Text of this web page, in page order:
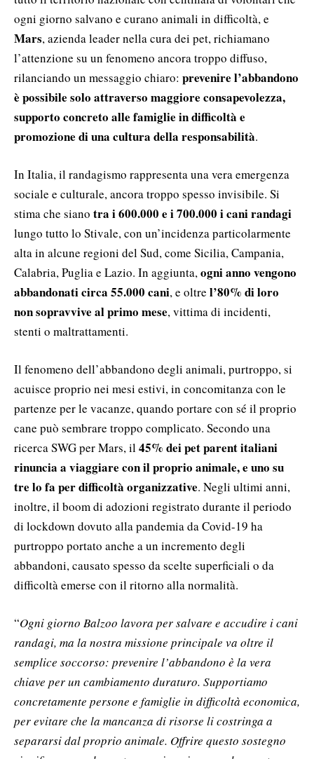
ogni giorno salvano e curano animali in difficoltà, e
Mars, azienda leader nella cura dei pet, richiamano
l’attenzione su un fenomeno ancora troppo diffuso,
rilanciando un messaggio chiaro: prevenire l’abbandono
è possibile solo attraverso maggiore consapevolezza,
supporto concreto alle famiglie in difficoltà e
promozione di una cultura della responsabilità.
In Italia, il randagismo rappresenta una vera emergenza
sociale e culturale, ancora troppo spesso invisibile. Si
stima che siano tra i 600.000 e i 700.000 i cani randagi
lungo tutto lo Stivale, con un’incidenza particolarmente
alta in alcune regioni del Sud, come Sicilia, Campania,
Calabria, Puglia e Lazio. In aggiunta,ogni anno vengono
abbandonati circa 55.000 cani, e oltre l’80% di loro
non sopravvive al primo mese, vittima di incidenti,
stenti o maltrattamenti.
Il fenomeno dell’abbandono degli animali, purtroppo, si
acuisce proprio nei mesi estivi, in concomitanza con le
partenze per le vacanze, quando portare con sé il proprio
cane può sembrare troppo complicato. Secondo una
ricerca SWG per Mars, il45% dei pet parent italiani
rinuncia a viaggiare con il proprio animale, e uno su
tre lo fa per difficoltà organizzative. Negli ultimi anni,
inoltre, il boom di adozioni registrato durante il periodo
di lockdown dovuto alla pandemia da Covid-19 ha
purtroppo portato anche a un incremento degli
abbandoni, causato spesso da scelte superficiali o da
difficoltà emerse con il ritorno alla normalità.
“Ogni giorno Balzoo lavora per salvare e accudire i cani
randagi, ma la nostra missione principale va oltre il
semplice soccorso: prevenire l’abbandono è la vera
chiave per un cambiamento duraturo. Supportiamo
concretamente persone e famiglie in difficoltà economica,
per evitare che la mancanza di risorse li costringa a
separarsi dal proprio animale. Offrire questo sostegno